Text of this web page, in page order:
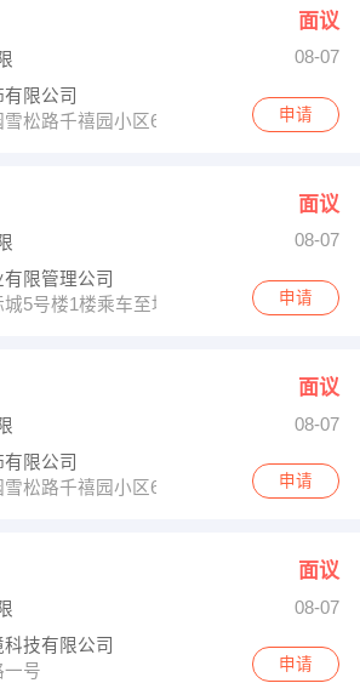
面议
08-07
限公司
松路千禧园小区6栋1单元
申请
面议
08-07
限管理公司
城5号楼1楼乘车至地铁积玉桥车站旁
申请
面议
08-07
限公司
松路千禧园小区6栋1单元
申请
面议
08-07
技有限公司
一号
申请